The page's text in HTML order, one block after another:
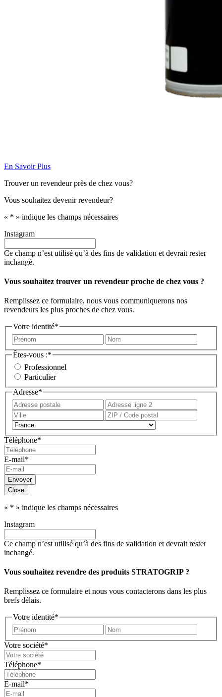
En Savoir Plus
Trouver un revendeur près de chez vous?
Vous souhaitez devenir revendeur?
« * » indique les champs nécessaires
Instagram
Ce champ n’est utilisé qu’à des fins de validation et devrait rester
inchangé.
Vous souhaitez trouver un revendeur proche de chez vous ?
Remplissez ce formulaire, nous vous communiquerons nos
revendeurs les plus proches de chez vous.
Votre identité*
Prénom
Êtes-vous :*
Professionnel
Particulier
Adresse*
Adresse
postale
Ville
Téléphone*
E-mail*
Envoyer
Close
« * » indique les champs nécessaires
Instagram
Ce champ n’est utilisé qu’à des fins de validation et devrait rester
inchangé.
Vous souhaitez revendre des produits STRATOGRIP ?
Remplissez ce formulaire et nous vous contacterons dans les plus
brefs délais.
Votre identité*
Prénom
Votre société*
Téléphone*
E-mail*